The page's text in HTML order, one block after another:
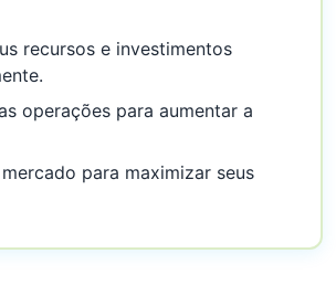
recursos e investimentos
operações para aumentar a
para maximizar seus